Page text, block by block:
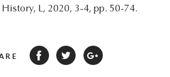
L, 2020, 3-4, pp. 50-74.